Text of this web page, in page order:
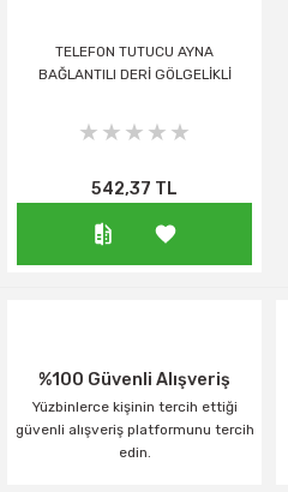
TELEFON TUTUCU AYNA
BAĞLANTILI DERİ GÖLGELİKLİ
542,37 TL
%100 Güvenli Alışveriş
Yüzbinlerce kişinin tercih ettiği
güvenli alışveriş platformunu tercih
edin.